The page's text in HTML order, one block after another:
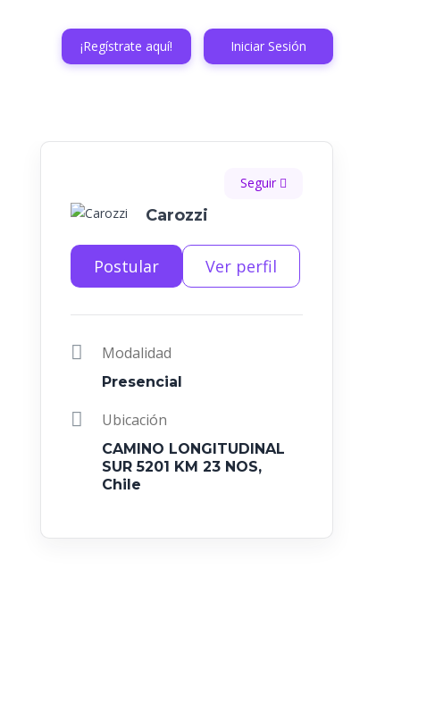
¡Regístrate aquí! Iniciar Sesión
Seguir
Carozzi
Postular Ver perfil
Modalidad
Presencial
Ubicación
CAMINO LONGITUDINAL
SUR 5201 KM 23 NOS,
Chile